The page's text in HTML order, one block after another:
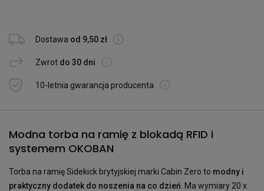
Dostawa od 9,50 zł
Zwrot do 30 dni
10-letnia gwarancja producenta
Modna torba na ramię z blokadą RFID i
systemem OKOBAN
Torba na ramię Sidekick brytyjskiej marki Cabin Zero to modny i
praktyczny dodatek do noszenia na co dzień . Ma wymiary 20 x